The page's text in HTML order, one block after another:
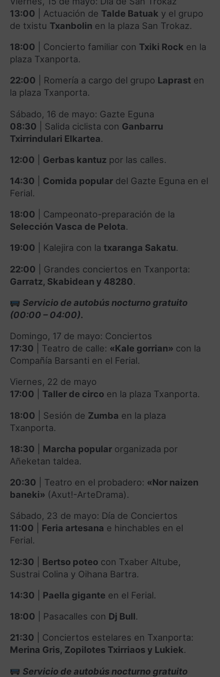
13:00
Actuación de Talde Batuak y el grupo
de txistu Txanbolin en la plaza San Trokaz.
18:00
Concierto familiar con Txiki Rock en la
plaza Txanporta.
22:00
Romería a cargo del grupo Laprast en
la plaza Txanporta.
Sábado, 16 de mayo: Gazte Eguna
08:30
Salida ciclista con Ganbarru
Txirrindulari Elkartea.
12:00
Gerbas kantuz por las calles.
14:30
Comida popular del Gazte Eguna en el
Ferial.
18:00
Campeonato-preparación de la
Selección Vasca de Pelota.
19:00
Kalejira con la txaranga Sakatu.
22:00
Grandes conciertos en Txanporta:
Garratz, Skabidean y 48280.
Servicio de autobús nocturno gratuito
(00:00 – 04:00).
Domingo, 17 de mayo: Conciertos
17:30
Teatro de calle: «Kale gorrian» con la
Compañía Barsanti en el Ferial.
Viernes, 22 de mayo
17:00
Taller de circo en la plaza Txanporta.
18:00
Sesión de Zumba en la plaza
Txanporta.
18:30
Marcha popular organizada por
Añeketan taldea.
20:30
Teatro en el probadero: «Nor naizen
baneki» (Axut!-ArteDrama).
Sábado, 23 de mayo: Día de Conciertos
11:00
Feria artesana e hinchables en el
Ferial.
12:30
Bertso poteo con Txaber Altube,
Sustrai Colina y Oihana Bartra.
14:30
Paella gigante en el Ferial.
18:00
Pasacalles con Dj Bull.
21:30
Conciertos estelares en Txanporta:
Merina Gris, Zopilotes Txirriaos y Lukiek.
Servicio de autobús nocturno gratuito